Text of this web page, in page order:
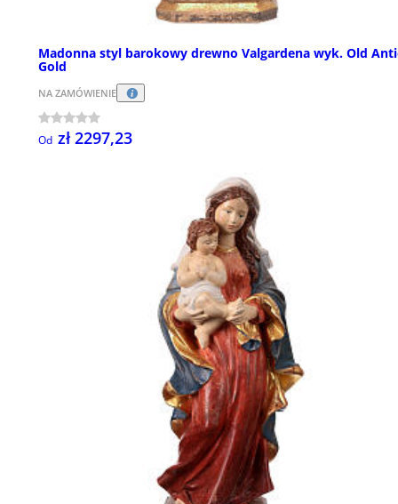
Madonna styl barokowy drewno Valgardena wyk. Old
Gold
NA ZAMÓWIENIE
Od zł 2297,23